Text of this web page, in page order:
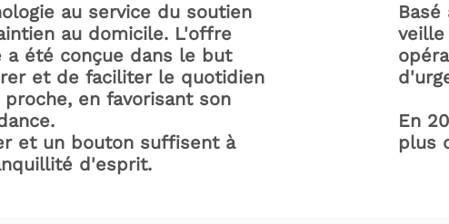
au service du soutien
au domicile. L'offre
a été conçue dans le but
et de faciliter le quotidien
en favorisant son
et un bouton suffisent à
d'esprit.
veille
En
plus